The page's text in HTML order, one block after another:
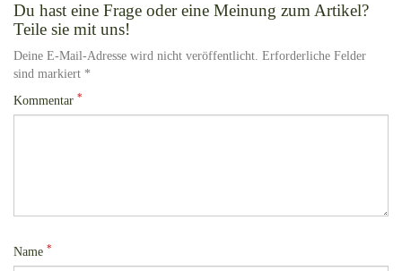
Du hast eine Frage oder eine Meinung zum Artikel?
Teile sie mit uns!
Deine E-Mail-Adresse wird nicht veröffentlicht. Erforderliche Felder
sind markiert *
Kommentar *
Name *